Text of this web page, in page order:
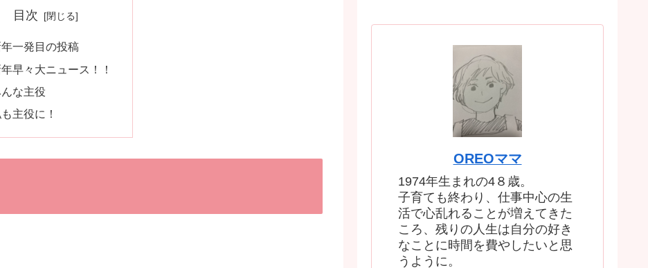
目次
一発目の投稿
早々大ニュース！！
な主役
主役に！
OREOママ
1974年生まれの4８歳。
子育ても終わり、仕事中心の生
活で心乱れることが増えてきた
ころ、残りの人生は自分の好き
なことに時間を費やしたいと思
うように。